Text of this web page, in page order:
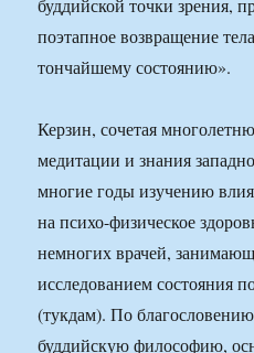
буддийской точки зрения,
поэтапное возвращение
тончайшему состоянию».
Керзин, сочетая
медитации и знания
многие годы изучению
на психо-физическое
немногих врачей,
исследованием состояния
(тукдам). По
буддийскую философию,